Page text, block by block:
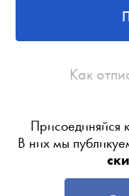
Как
Присоединяйся
В них мы